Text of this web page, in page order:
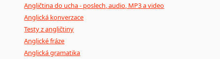
Angličtina do ucha - poslech, audio, MP3 a video
Anglická konverzace
Testy z angličtiny
Anglické fráze
Anglická gramatika